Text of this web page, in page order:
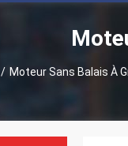
/ Moteur Sans Balais À